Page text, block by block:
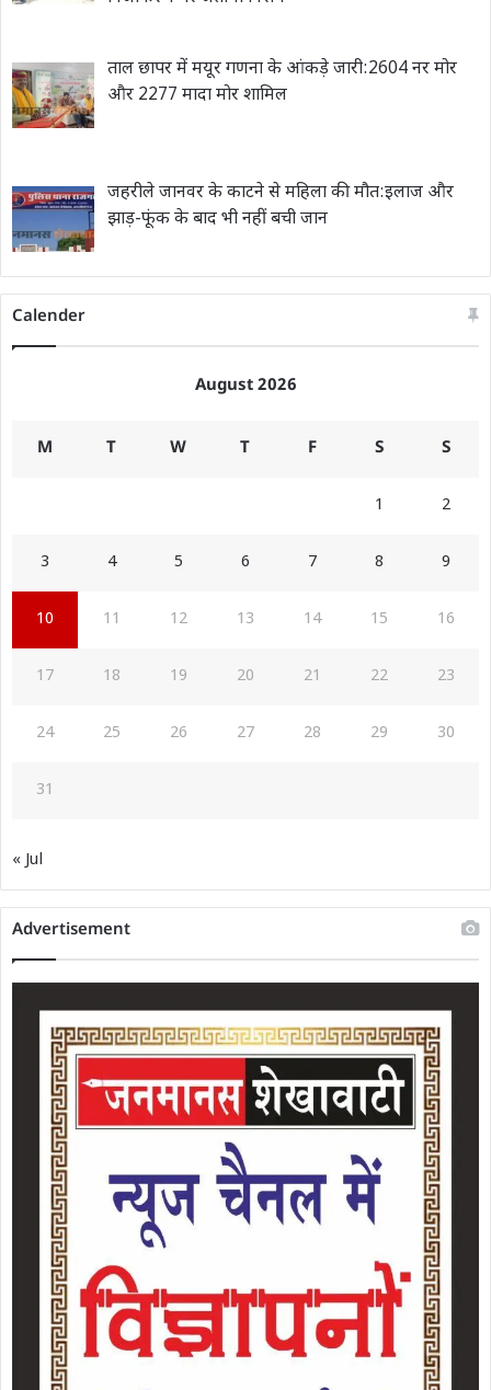
ताल छापर में मयूर गणना के आंकड़े जारी:2604 नर मोर
और 2277 मादा मोर शामिल
जहरीले जानवर के काटने से महिला की मौत:इलाज और
झाड़-फूंक के बाद भी नहीं बची जान
Calender
August 2026
M T W T F S S
1 2
3 4 5 6 7 8 9
10 11 12 13 14 15 16
17 18 19 20 21 22 23
24 25 26 27 28 29 30
31
« Jul
Advertisement